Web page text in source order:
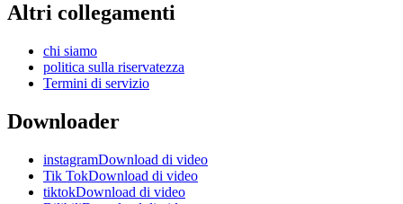
Altri collegamenti
chi siamo
politica sulla riservatezza
Termini di servizio
Downloader
instagramDownload di video
Tik TokDownload di video
tiktokDownload di video